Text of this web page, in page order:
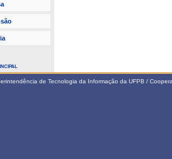
de Tecnologia da Informação da UFPB /